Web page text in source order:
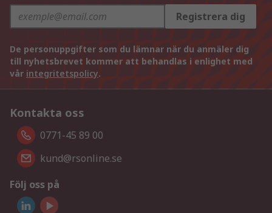
Registrera dig
De personuppgifter som du lämnar när du anmäler dig
till nyhetsbrevet kommer att behandlas i enlighet med
vår integritetspolicy.
Kontakta oss
0771-45 89 00
kund@rsonline.se
Följ oss på